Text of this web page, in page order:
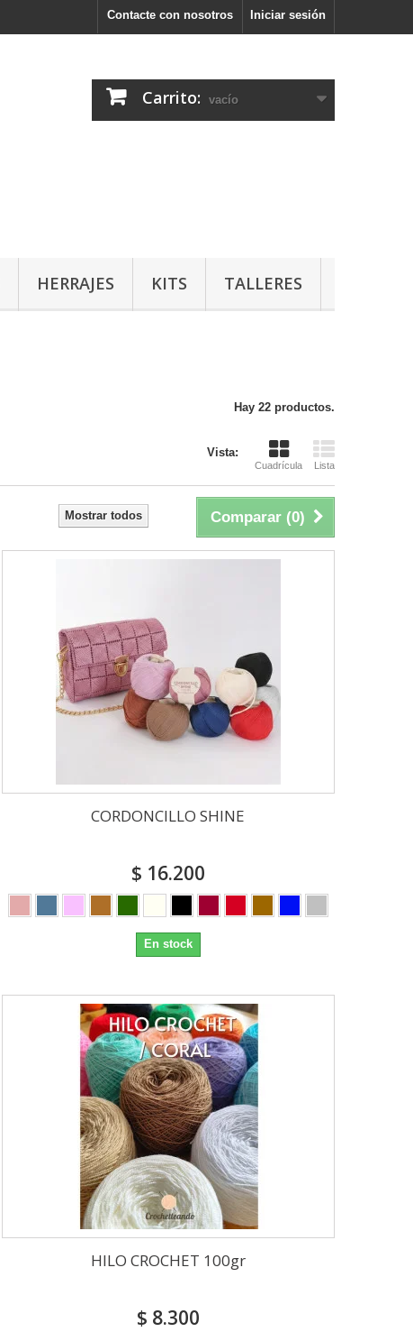
Iniciar sesión
Contacte con nosotros
Carrito: vacío
HERRAJES KITS TALLERES
Hay 22 productos.
Vista:
Cuadrícula Lista
Comparar (0)
Mostrar todos
CORDONCILLO SHINE
$ 16.200
En stock
HILO CROCHET 100gr
$ 8.300